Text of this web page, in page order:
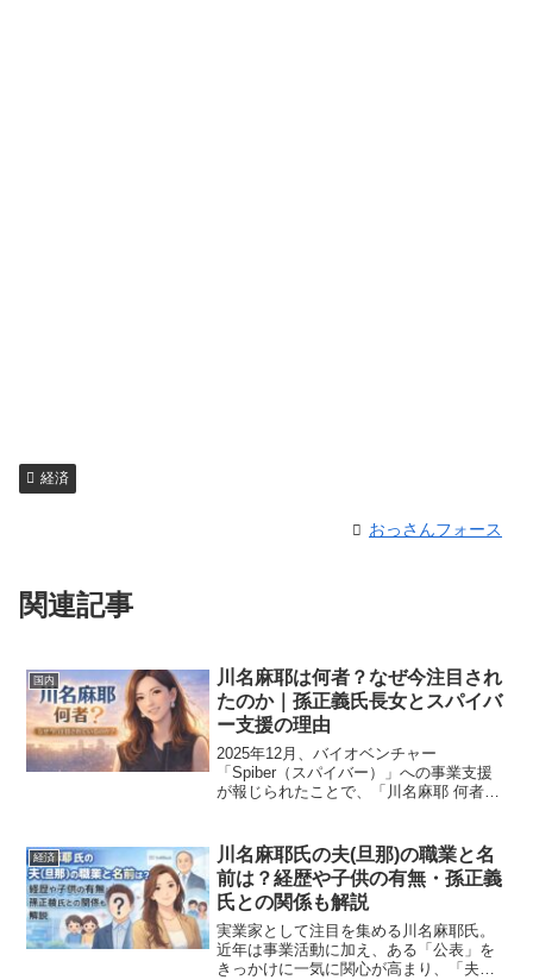
経済
おっさんフォース
関連記事
国内
川名麻耶は何者？なぜ今注目され
たのか｜孫正義氏長女とスパイバ
ー支援の理由
2025年12月、バイオベンチャー
「Spiber（スパイバー）」への事業支援
が報じられたことで、「川名麻耶 何者」
耶氏が、なぜ今これほど注目を集めてい
るのでしょうか。本...
経済
川名麻耶氏の夫(旦那)の職業と名
前は？経歴や子供の有無・孫正義
氏との関係も解説
実業家として注目を集める川名麻耶氏。
近年は事業活動に加え、ある「公表」を
きっかけに一気に関心が高まり、「夫